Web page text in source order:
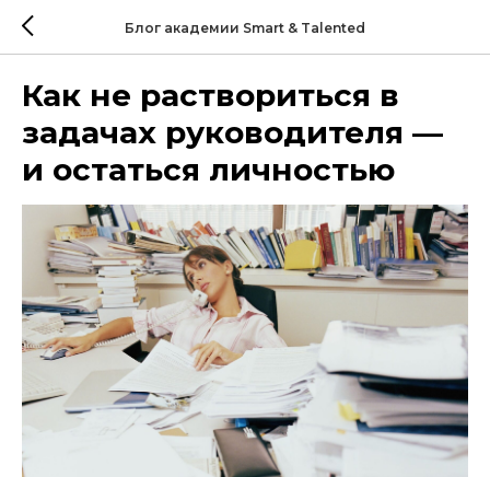
Блог академии Smart & Talented
Как не раствориться в
задачах руководителя —
и остаться личностью